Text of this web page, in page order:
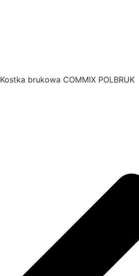
Kostka brukowa COMMIX POLBRUK